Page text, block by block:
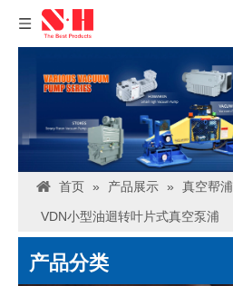
首页 » 产品展示 » 真空帮浦
VDN小型油迴转叶片式真空泵浦
产品分类